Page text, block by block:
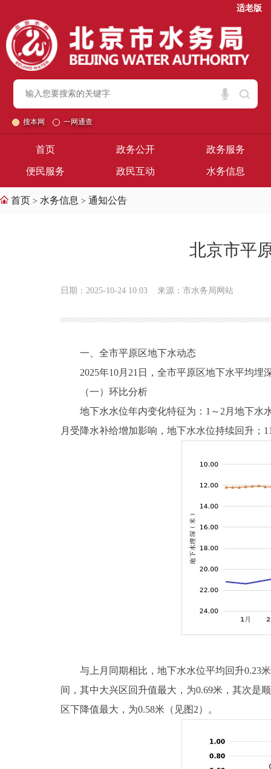
适老版
搜本网 一网通查
首页 政务公开 政务服务
便民服务 政民互动 水务信息
首页 > 水务信息 > 通知公告
北京市平
日期：2025-10-24 10:03 来源：市水务局网站
一、全市平原区地下水动态
2025年10月21日，全市平原区地下水平均埋
（一）环比分析
地下水水位年内变化特征为：1～2月地下水水
月受降水补给增加影响，地下水水位持续回升；
与上月同期相比，地下水水位平均回升0.23米
间，其中大兴区回升值最大，为0.69米，其次是
区下降值最大，为0.58米（见图2）。